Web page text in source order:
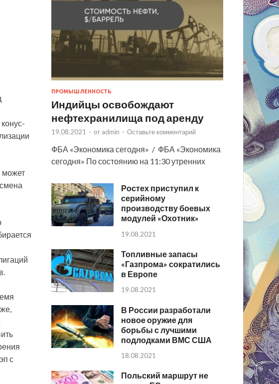
может
с
ПРОМЫШЛЕННОСТЬ
Индийцы освобождают
нефтехранилища под аренду
19.08.2021 - от admin - Оставьте комментарий
ФБА «Экономика сегодня» / ФБА «Экономика
сегодня» По состоянию на 11:30 утренних
Ростех приступил к
серийному
производству боевых
модулей «Охотник»
19.08.2021
Топливные запасы
«Газпрома» сократились
в Европе
19.08.2021
В России разработали
новое оружие для
борьбы с лучшими
подлодками ВМС США
18.08.2021
Польский маршрут не